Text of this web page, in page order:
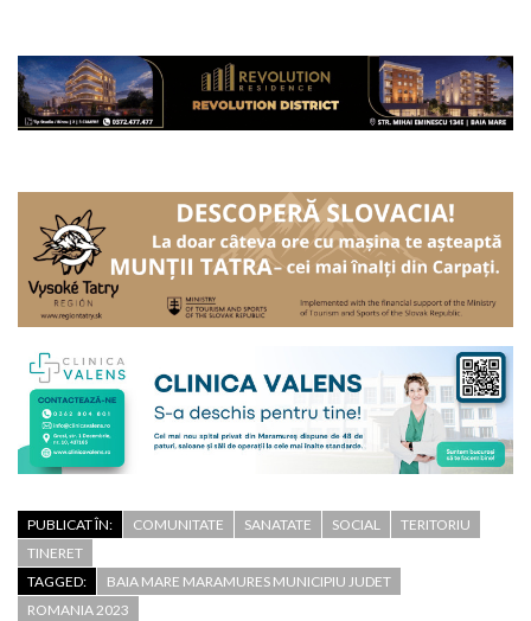
PUBLICAT ÎN: COMUNITATE SANATATE SOCIAL
TERITORIU
TINERET
TAGGED:
BAIA MARE MARAMURES MUNICIPIU JUDET
ROMANIA 2023